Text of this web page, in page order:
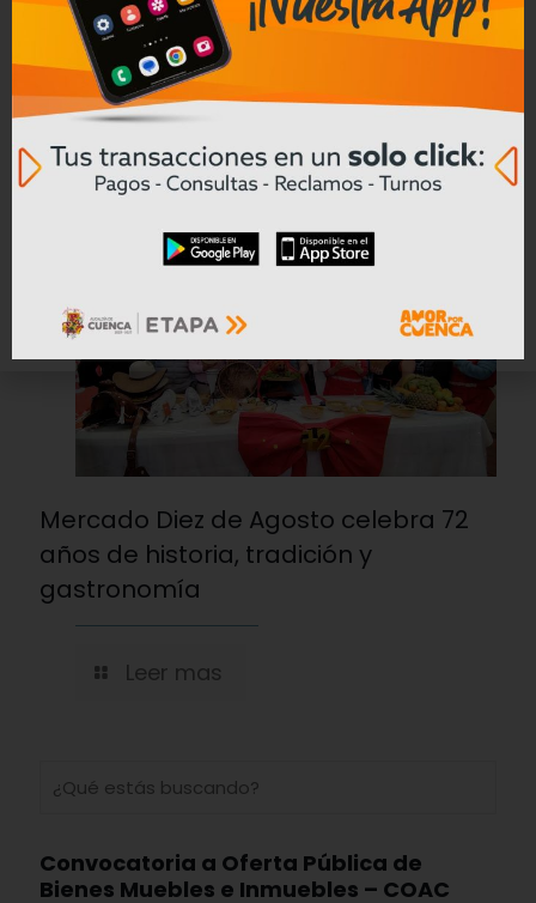
Prefectura del Azuay prepara la vía
antigua Cuenca – Girón – Pasaje
para colocar nueva carpeta asfáltica
Leer mas
Mercado Diez de Agosto celebra 72
años de historia, tradición y
gastronomía
Leer mas
Convocatoria a Oferta Pública de
Bienes Muebles e Inmuebles – COAC